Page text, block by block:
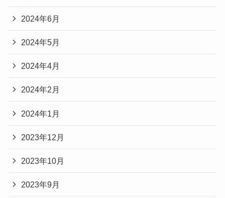
2024年6月
2024年5月
2024年4月
2024年2月
2024年1月
2023年12月
2023年10月
2023年9月